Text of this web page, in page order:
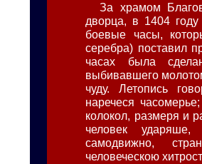
За храмом
дворца, в 1404
боевые часы,
серебра) поставил
часах была
выбивавшего
чуду. Летопись
наречеся
колокол, размеря и
человек
самодвижно,
человеческою